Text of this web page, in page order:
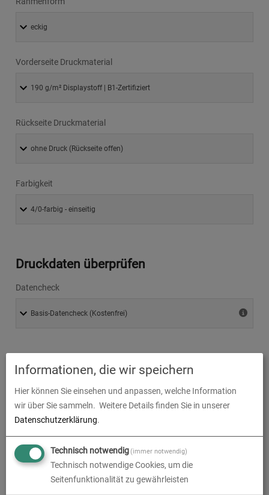
Vorderseite Druckmaterial
Rückseite Druckmaterial
Farbigkeit
Druckdaten überprüfen
Datencheck
Produktion und Versand
Lieferzeit
Absenderadresse
Informationen, die wir speichern
Hier können Sie einsehen und anpassen, welche Information
wir über Sie sammeln. Weitere Details finden Sie in unserer
Datenschutzerklärung.
Technisch notwendig(immer notwendig)
Technisch notwendige Cookies, um die
Seitenfunktionalität zu gewährleisten